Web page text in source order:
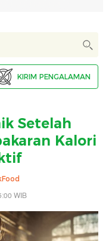
KIRIM PENGALAMAN
Setelah
Kalori
WIB